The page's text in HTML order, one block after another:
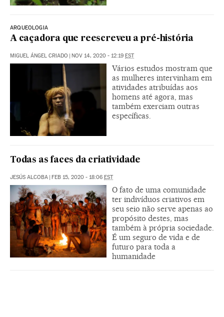
ARQUEOLOGIA
A caçadora que reescreveu a pré-história
MIGUEL ÁNGEL CRIADO | NOV 14, 2020 - 12:19 EST
Vários estudos mostram que
as mulheres intervinham em
atividades atribuídas aos
homens até agora, mas
também exerciam outras
específicas.
Todas as faces da criatividade
JESÚS ALCOBA | FEB 15, 2020 - 18:06 EST
O fato de uma comunidade
ter indivíduos criativos em
seu seio não serve apenas ao
propósito destes, mas
também à própria sociedade.
É um seguro de vida e de
futuro para toda a
humanidade